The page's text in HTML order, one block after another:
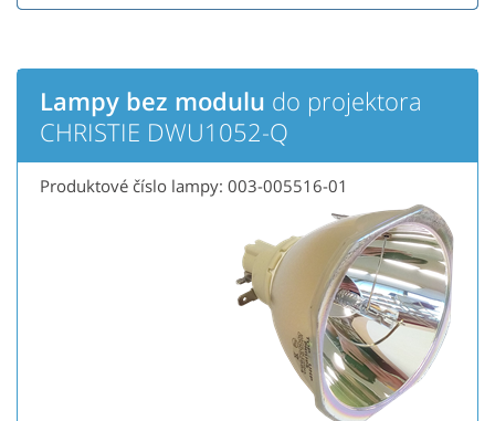
Lampy bez modulu do projektora
CHRISTIE DWU1052-Q
Produktové číslo lampy: 003-005516-01